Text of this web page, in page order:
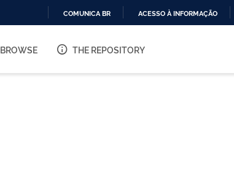
O
COMUNICA BR ACESSO À INFORMAÇÃO
BROWSE THE REPOSITORY